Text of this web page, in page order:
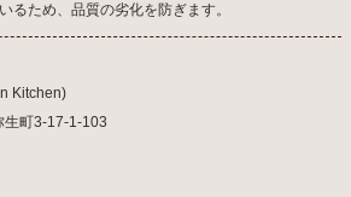
るため、品質の劣化を防ぎます。
Kitchen)
町3-17-1-103